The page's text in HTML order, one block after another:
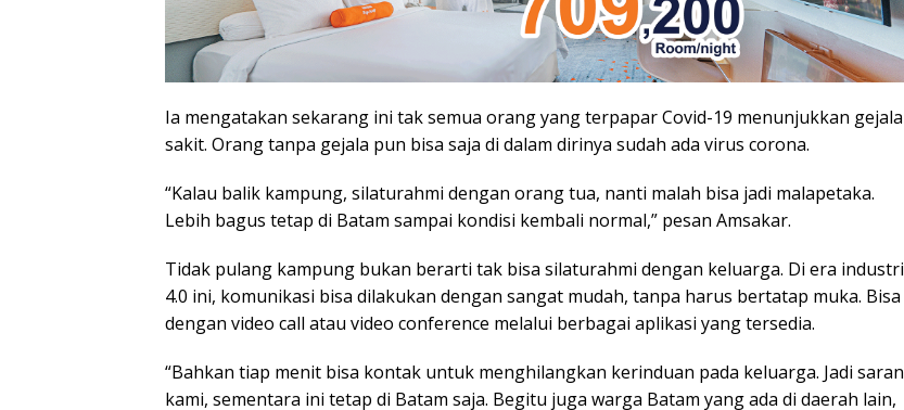
Ia mengatakan sekarang ini tak semua orang yang terpapar Covid-19 menunjukkan gejala
sakit. Orang tanpa gejala pun bisa saja di dalam dirinya sudah ada virus corona.
“Kalau balik kampung, silaturahmi dengan orang tua, nanti malah bisa jadi malapetaka.
Lebih bagus tetap di Batam sampai kondisi kembali normal,” pesan Amsakar.
Tidak pulang kampung bukan berarti tak bisa silaturahmi dengan keluarga. Di era industri
4.0 ini, komunikasi bisa dilakukan dengan sangat mudah, tanpa harus bertatap muka. Bisa
dengan video call atau video conference melalui berbagai aplikasi yang tersedia.
“Bahkan tiap menit bisa kontak untuk menghilangkan kerinduan pada keluarga. Jadi saran
kami, sementara ini tetap di Batam saja. Begitu juga warga Batam yang ada di daerah lain,